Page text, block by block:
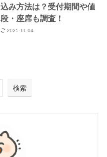
込み方法は？受付期間や値
段・座席も調査！
2025-11-04
検索